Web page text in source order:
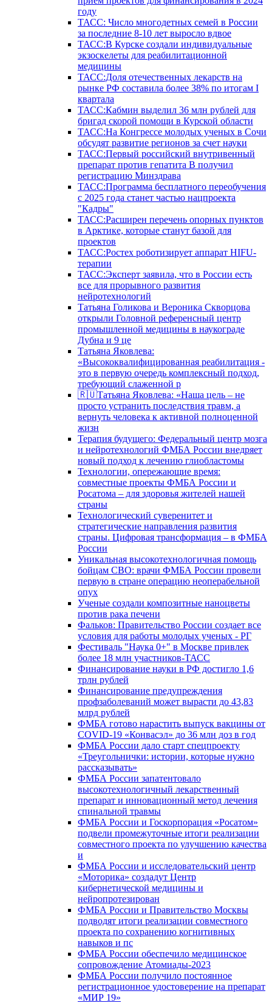
году
ТАСС: Число многодетных семей в России
за последние 8-10 лет выросло вдвое
ТАСС:В Курске создали индивидуальные
экзоскелеты для реабилитационной
медицины
ТАСС:Доля отечественных лекарств на
рынке РФ составила более 38% по итогам I
квартала
ТАСС:Кабмин выделил 36 млн рублей для
бригад скорой помощи в Курской области
ТАСС:На Конгрессе молодых ученых в Сочи
обсудят развитие регионов за счет науки
ТАСС:Первый российский внутривенный
препарат против гепатита В получил
регистрацию Минздрава
ТАСС:Программа бесплатного переобучения
с 2025 года станет частью нацпроекта
"Кадры"
ТАСС:Расширен перечень опорных пунктов
в Арктике, которые станут базой для
проектов
ТАСС:Ростех роботизирует аппарат HIFU-
терапии
ТАСС:Эксперт заявила, что в России есть
все для прорывного развития
нейротехнологий
Татьяна Голикова и Вероника Скворцова
открыли Головной референсный центр
промышленной медицины в наукограде
Дубна и 9 це
Татьяна Яковлева:
«Высококвалифицированная реабилитация -
это в первую очередь комплексный подход,
требующий слаженной р
🇷🇺Татьяна Яковлева: «Наша цель – не
просто устранить последствия травм, а
вернуть человека к активной полноценной
жизн
Терапия будущего: Федеральный центр мозга
и нейротехнологий ФМБА России внедряет
новый подход к лечению глиобластомы
Технологии, опережающие время:
совместные проекты ФМБА России и
Росатома – для здоровья жителей нашей
страны
Технологический суверенитет и
стратегические направления развития
страны. Цифровая трансформация – в ФМБА
России
Уникальная высокотехнологичная помощь
бойцам СВО: врачи ФМБА России провели
первую в стране операцию неоперабельной
опух
Ученые создали композитные наноцветы
против рака печени
Фальков: Правительство России создает все
условия для работы молодых ученых - РГ
Фестиваль "Наука 0+" в Москве привлек
более 18 млн участников-ТАСС
Финансирование науки в РФ достигло 1,6
трлн рублей
Финансирование предупреждения
профзаболеваний может вырасти до 43,83
млрд рублей
ФМБА готово нарастить выпуск вакцины от
COVID-19 «Конвасэл» до 36 млн доз в год
ФМБА России дало старт спецпроекту
«Треугольнички: истории, которые нужно
рассказывать»
ФМБА России запатентовало
высокотехнологичный лекарственный
препарат и инновационный метод лечения
спинальной травмы
ФМБА России и Госкорпорация «Росатом»
подвели промежуточные итоги реализации
совместного проекта по улучшению качества
и
ФМБА России и исследовательский центр
«Моторика» создадут Центр
кибернетической медицины и
нейропротезирован
ФМБА России и Правительство Москвы
подводят итоги реализации совместного
проекта по сохранению когнитивных
навыков и пс
ФМБА России обеспечило медицинское
сопровождение Атомиады-2023
ФМБА России получило постоянное
регистрационное удостоверение на препарат
«МИР 19»